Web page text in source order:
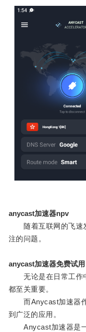
anycast加速器npv
随着互联网的飞速
注的问题。
anycast加速器免费试用
无论是在日常工作
都至关重要。
而Anycast加速器作
到广泛的应用。
Anycast加速器是一